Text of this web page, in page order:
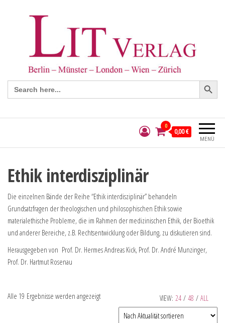
Search
for:
Search Button
MENÜ
0
0,00 €
Ethik interdisziplinär
Die einzelnen Bände der Reihe “Ethik interdisziplinär” behandeln
Grundsatzfragen der theologischen und philosophischen Ethik sowie
materialethische Probleme, die im Rahmen der medizinischen Ethik, der Bioethik
und anderer Bereiche, z.B. Rechtsentwicklung oder Bildung, zu diskutieren sind.
Herausgegeben von Prof. Dr. Hermes Andreas Kick, Prof. Dr. André Munzinger,
Prof. Dr. Hartmut Rosenau
VIEW: 24 / 48 / ALL
Alle 19 Ergebnisse werden angezeigt